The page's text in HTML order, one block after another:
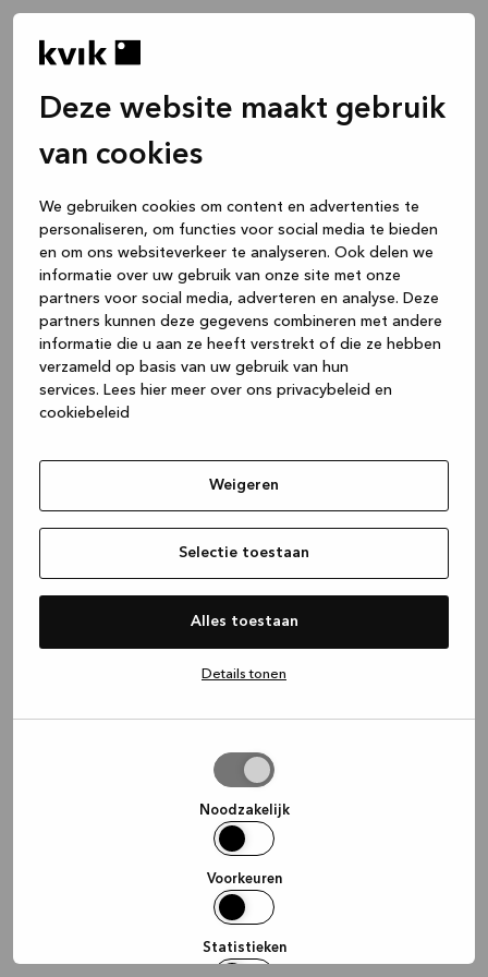
Deze website maakt gebruik
van cookies
We gebruiken cookies om content en advertenties te
personaliseren, om functies voor social media te bieden
en om ons websiteverkeer te analyseren. Ook delen we
informatie over uw gebruik van onze site met onze
partners voor social media, adverteren en analyse. Deze
partners kunnen deze gegevens combineren met andere
informatie die u aan ze heeft verstrekt of die ze hebben
verzameld op basis van uw gebruik van hun
services. Lees hier meer over ons privacybeleid en
cookiebeleid
Weigeren
Selectie toestaan
Alles toestaan
Details tonen
Noodzakelijk
Voorkeuren
Statistieken
(see the browser console for more
information).